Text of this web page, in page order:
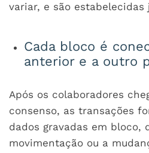
variar, e são
Cada bloco é
anterior e a outro
Após os colaboradores
consenso, as transações
dados gravadas em bloco,
movimentação ou a